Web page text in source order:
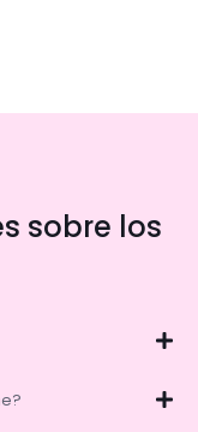
sobre los